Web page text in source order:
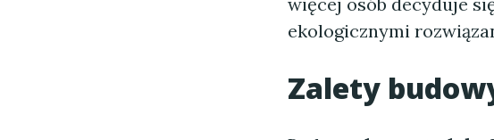
ekologicznymi
Zalety